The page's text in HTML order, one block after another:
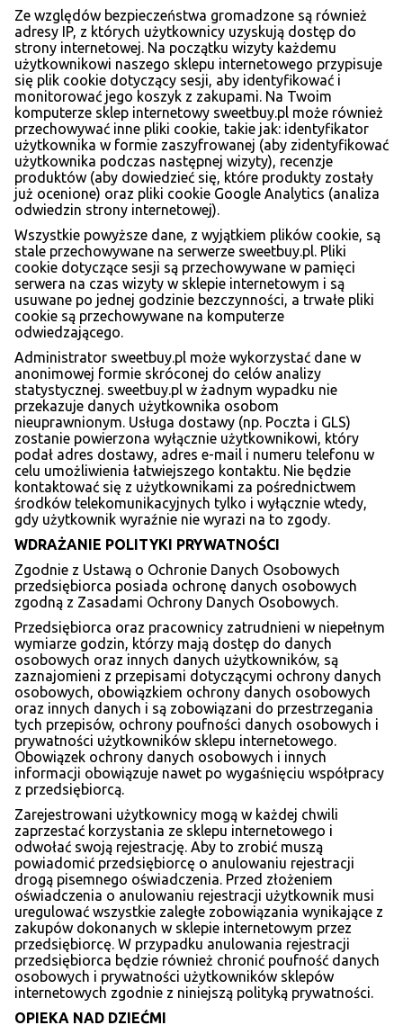
Ze względów bezpieczeństwa gromadzone są również
adresy IP, z których użytkownicy uzyskują dostęp do
strony internetowej. Na początku wizyty każdemu
użytkownikowi naszego sklepu internetowego przypisuje
się plik cookie dotyczący sesji, aby identyfikować i
monitorować jego koszyk z zakupami. Na Twoim
komputerze sklep internetowy sweetbuy.pl może również
przechowywać inne pliki cookie, takie jak: identyfikator
użytkownika w formie zaszyfrowanej (aby zidentyfikować
użytkownika podczas następnej wizyty), recenzje
produktów (aby dowiedzieć się, które produkty zostały
już ocenione) oraz pliki cookie Google Analytics (analiza
odwiedzin strony internetowej).
Wszystkie powyższe dane, z wyjątkiem plików cookie, są
stale przechowywane na serwerze sweetbuy.pl. Pliki
cookie dotyczące sesji są przechowywane w pamięci
serwera na czas wizyty w sklepie internetowym i są
usuwane po jednej godzinie bezczynności, a trwałe pliki
cookie są przechowywane na komputerze
odwiedzającego.
Administrator sweetbuy.pl może wykorzystać dane w
anonimowej formie skróconej do celów analizy
statystycznej. sweetbuy.pl w żadnym wypadku nie
przekazuje danych użytkownika osobom
nieuprawnionym. Usługa dostawy (np. Poczta i GLS)
zostanie powierzona wyłącznie użytkownikowi, który
podał adres dostawy, adres e-mail i numeru telefonu w
celu umożliwienia łatwiejszego kontaktu. Nie będzie
kontaktować się z użytkownikami za pośrednictwem
środków telekomunikacyjnych tylko i wyłącznie wtedy,
gdy użytkownik wyraźnie nie wyrazi na to zgody.
WDRAŻANIE POLITYKI PRYWATNOŚCI
Zgodnie z Ustawą o Ochronie Danych Osobowych
przedsiębiorca posiada ochronę danych osobowych
zgodną z Zasadami Ochrony Danych Osobowych.
Przedsiębiorca oraz pracownicy zatrudnieni w niepełnym
wymiarze godzin, którzy mają dostęp do danych
osobowych oraz innych danych użytkowników, są
zaznajomieni z przepisami dotyczącymi ochrony danych
osobowych, obowiązkiem ochrony danych osobowych
oraz innych danych i są zobowiązani do przestrzegania
tych przepisów, ochrony poufności danych osobowych i
prywatności użytkowników sklepu internetowego.
Obowiązek ochrony danych osobowych i innych
informacji obowiązuje nawet po wygaśnięciu współpracy
z przedsiębiorcą.
Zarejestrowani użytkownicy mogą w każdej chwili
zaprzestać korzystania ze sklepu internetowego i
odwołać swoją rejestrację. Aby to zrobić muszą
powiadomić przedsiębiorcę o anulowaniu rejestracji
drogą pisemnego oświadczenia. Przed złożeniem
oświadczenia o anulowaniu rejestracji użytkownik musi
uregulować wszystkie zaległe zobowiązania wynikające z
zakupów dokonanych w sklepie internetowym przez
przedsiębiorcę. W przypadku anulowania rejestracji
przedsiębiorca będzie również chronić poufność danych
osobowych i prywatności użytkowników sklepów
internetowych zgodnie z niniejszą polityką prywatności.
OPIEKA NAD DZIEĆMI